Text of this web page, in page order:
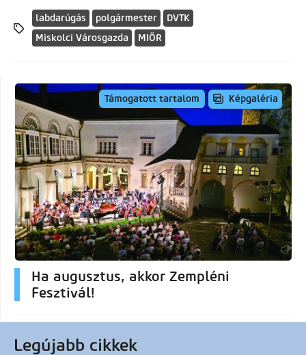
labdarúgás polgármester
DVTK
Miskolci Városgazda
MIÖR
Támogatott tartalom Képgaléria
Ha augusztus, akkor Zempléni
Fesztivál!
Legújabb cikkek